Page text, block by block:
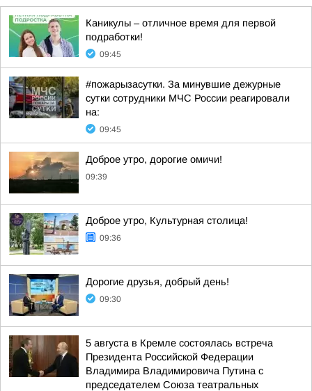
Каникулы – отличное время для первой
подработки!
09:45
#пожарызасутки. За минувшие дежурные
сутки сотрудники МЧС России реагировали
на:
09:45
Доброе утро, дорогие омичи!
09:39
Доброе утро, Культурная столица!
09:36
Дорогие друзья, добрый день!
09:30
5 августа в Кремле состоялась встреча
Президента Российской Федерации
Владимира Владимировича Путина с
председателем Союза театральных